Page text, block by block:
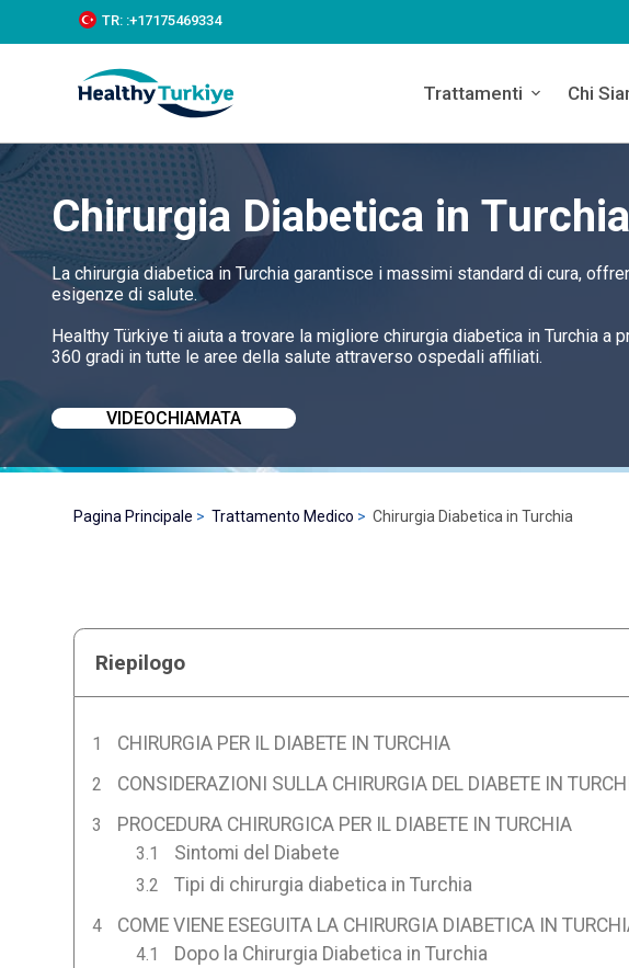
k
c
o
n
t
e
n
TR: :+‪17175469334‬
Trattamenti Chi
Chirurgia Diabetica in Turchia
La chirurgia diabetica in Turchia garantisce i massimi standard di cura,
esigenze di salute.
Healthy Türkiye ti aiuta a trovare la migliore chirurgia diabetica in Turchia
360 gradi in tutte le aree della salute attraverso ospedali affiliati.
VIDEOCHIAMATA
Pagina Principale Trattamento Medico Chirurgia Diabetica in Turchia
Riepilogo
CHIRURGIA PER IL DIABETE IN TURCHIA
CONSIDERAZIONI SULLA CHIRURGIA DEL DIABETE IN
PROCEDURA CHIRURGICA PER IL DIABETE IN TURCHIA
Sintomi del Diabete
Tipi di chirurgia diabetica in Turchia
COME VIENE ESEGUITA LA CHIRURGIA DIABETICA IN
Dopo la Chirurgia Diabetica in Turchia